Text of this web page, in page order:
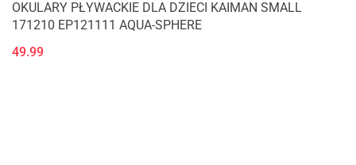
OKULARY PŁYWACKIE DLA DZIECI KAIMAN SMALL
171210 EP121111 AQUA-SPHERE
49.99